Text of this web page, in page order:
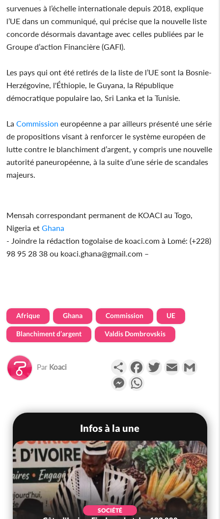
survenues à l’échelle internationale depuis 2018, explique
l’UE dans un communiqué, qui précise que la nouvelle liste
concorde désormais davantage avec celles publiées par le
Groupe d’action Financière (GAFI).
Les pays qui ont été retirés de la liste de l’UE sont la Bosnie-
Herzégovine, l'Éthiopie, le Guyana, la République
démocratique populaire lao, Sri Lanka et la Tunisie.
La Commission européenne a par ailleurs présenté une série
de propositions visant à renforcer le système européen de
lutte contre le blanchiment d’argent, y compris une nouvelle
autorité paneuropéenne, à la suite d’une série de scandales
majeurs.
Mensah correspondant permanent de KOACI au Togo,
Nigeria et Ghana
- Joindre la rédaction togolaise de koaci.com à Lomé: (+228)
98 95 28 38 ou koaci.ghana@gmail.com –
Afrique Ghana Commission UE
Blanchiment d’argent Valdis Dombrovskis
Par Koaci PartagerFacebookTwitterEmail
Messenger
Infos à la une
SOCIÉTÉ